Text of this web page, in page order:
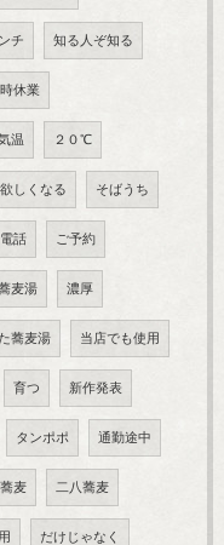
チ 知る人ぞ知る
休業
温 ２０℃
欲しくなる そばうち
電話 ご予約
麦湯 濃厚
蕎麦湯 当店でも使用
育つ 新作発表
タンポポ 通勤途中
麦 二八蕎麦
だけじゃなく